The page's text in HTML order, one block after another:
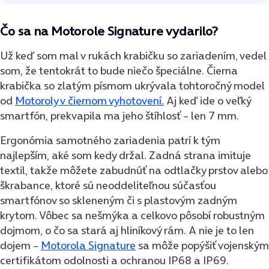
Čo sa na Motorole Signature vydarilo?
Už keď som mal v rukách krabičku so zariadením, vedel
som, že tentokrát to bude niečo špeciálne. Čierna
krabička so zlatým písmom ukrývala tohtoročný model
od Motoroly v čiernom vyhotovení. Aj keď ide o veľký
smartfón, prekvapila ma jeho štíhlosť – len 7 mm.
Ergonómia samotného zariadenia patrí k tým
najlepším, aké som kedy držal. Zadná strana imituje
textil, takže môžete zabudnúť na odtlačky prstov alebo
škrabance, ktoré sú neoddeliteľnou súčasťou
smartfónov so skleneným či s plastovým zadným
krytom. Vôbec sa nešmýka a celkovo pôsobí robustným
dojmom, o čo sa stará aj hliníkový rám. A nie je to len
dojem – Motorola Signature sa môže popýšiť vojenským
certifikátom odolnosti a ochranou IP68 a IP69.